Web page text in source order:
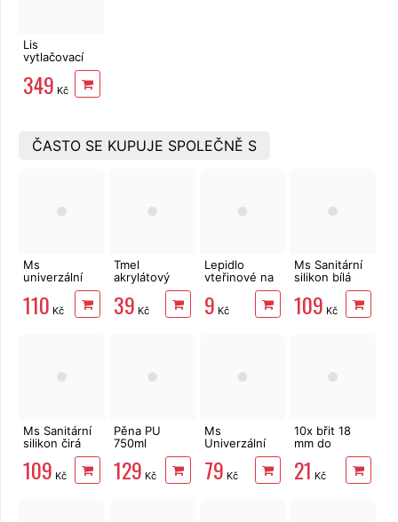
Lis
vytlačovací
Fortum, 225
mm
349 Kč
ČASTO SE KUPUJE SPOLEČNĚ S
Ms
univerzální
silikon čirá
315ml,
transparent
110 Kč
Tmel
akrylátový
Blueline 280
ml bílý akryl
39 Kč
Lepidlo
vteřinové na
kov, plast,
gumu i dřevo
9 Kč
Ms Sanitární
silikon bílá
109 Kč
Ms Sanitární
silikon čirá
109 Kč
Pěna PU
750ml
trubičková
Mastersil
129 Kč
Ms
Univerzální
lepidlo 315ml
79 Kč
10x břit 18
mm do
odlamovacího
nože
21 Kč